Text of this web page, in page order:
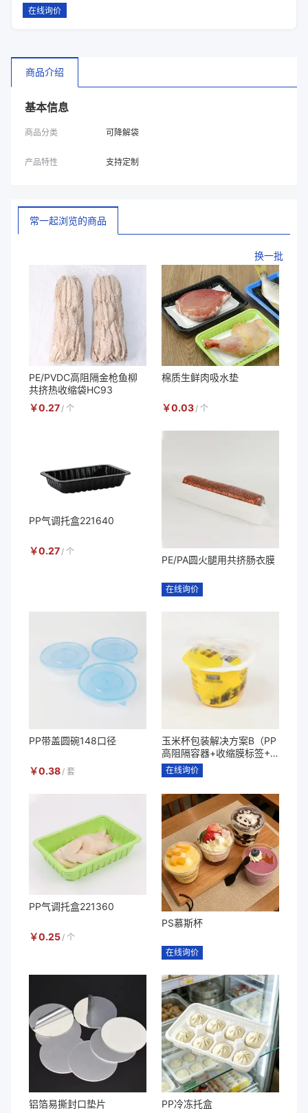
在线询价
商品介绍
基本信息
商品分类 可降解袋
产品特性 支持定制
常一起浏览的商品
换一批
PE/PVDC高阻隔金枪鱼柳
共挤热收缩袋HC93
￥0.27 / 个
棉质生鲜肉吸水垫
￥0.03 / 个
PP气调托盒221640
￥0.27/ 个
PE/PA圆火腿用共挤肠衣膜
在线询价
PP带盖圆碗148口径
￥0.38 / 套
玉米杯包装解决方案B（PP
高阻隔容器+收缩膜标签+P
P勺子套装+高阻隔耐高温
易揭盖膜）
在线询价
PP气调托盒221360
￥0.25 / 个
PS慕斯杯
在线询价
铝箔易撕封口垫片 PP冷冻托盒